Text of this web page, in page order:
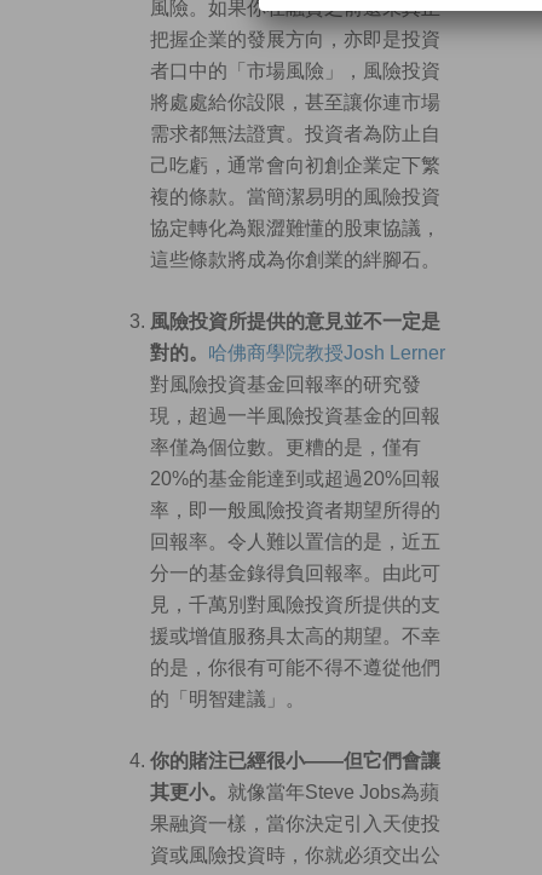
風險。如果你在融資之前還未真正
把握企業的發展方向，亦即是投資
者口中的「市場風險」，風險投資
將處處給你設限，甚至讓你連市場
需求都無法證實。投資者為防止自
己吃虧，通常會向初創企業定下繁
複的條款。當簡潔易明的風險投資
協定轉化為艱澀難懂的股東協議，
這些條款將成為你創業的絆腳石。
風險投資所提供的意見並不一定是
對的。 哈佛商學院教授Josh Lerner
對風險投資基金回報率的研究發
現，超過一半風險投資基金的回報
率僅為個位數。更糟的是，僅有
20%的基金能達到或超過20%回報
率，即一般風險投資者期望所得的
回報率。令人難以置信的是，近五
分一的基金錄得負回報率。由此可
見，千萬別對風險投資所提供的支
援或增值服務具太高的期望。不幸
的是，你很有可能不得不遵從他們
的「明智建議」。
你的賭注已經很小——但它們會讓
其更小。 就像當年Steve Jobs為蘋
果融資一樣，當你決定引入天使投
資或風險投資時，你就必須交出公